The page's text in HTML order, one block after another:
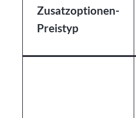
Zusatzoptionen-
Preistyp